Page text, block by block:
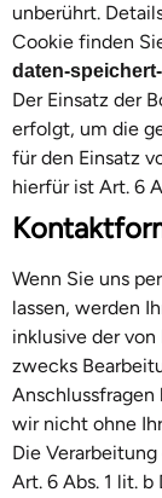
unberührt.
Cookie finden
daten-
Der Einsatz der
erfolgt, um die
für den Einsatz
hierfür ist Art. 6
Wenn Sie uns
lassen, werden
inklusive der
zwecks
Anschlussfragen
wir nicht ohne
Die
Art. 6 Abs. 1 lit.